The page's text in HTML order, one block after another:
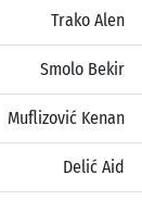
Trako Alen
Smolo Bekir
Muflizović Kenan
Delić Aid